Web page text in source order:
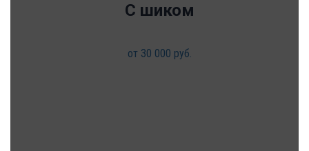
С шиком
от 30 000 руб.